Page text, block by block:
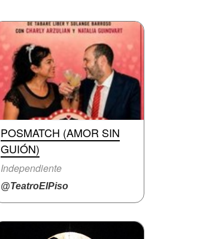
POSMATCH (AMOR SIN
GUIÓN)
Independiente
@TeatroElPiso